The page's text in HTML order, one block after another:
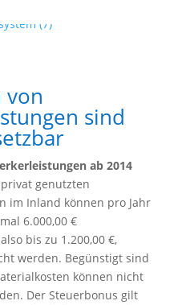
von
sind
ab 2014
genutzten
im Inland können pro Jahr
6.000,00 €
bis zu 1.200,00 €,
werden. Begünstigt sind
können nicht
Der Steuerbonus gilt